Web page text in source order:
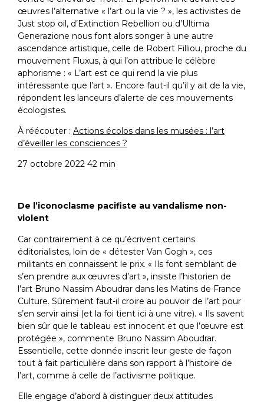
œuvres l’alternative « l’art ou la vie ? », les activistes de
Just stop oil, d’Extinction Rebellion ou d’Ultima
Generazione nous font alors songer à une autre
ascendance artistique, celle de Robert Filliou, proche du
mouvement Fluxus, à qui l’on attribue le célèbre
aphorisme : « L’art est ce qui rend la vie plus
intéressante que l’art ». Encore faut-il qu’il y ait de la vie,
répondent les lanceurs d’alerte de ces mouvements
écologistes.
À réécouter : Actions écolos dans les musées : l’art
d’éveiller les consciences ?
27 octobre 2022 42 min
De l’iconoclasme pacifiste au vandalisme non-
violent
Car contrairement à ce qu’écrivent certains
éditorialistes, loin de « détester Van Gogh », ces
militants en connaissent le prix. « Ils font semblant de
s’en prendre aux œuvres d’art », insiste l’historien de
l’art Bruno Nassim Aboudrar dans les Matins de France
Culture. Sûrement faut-il croire au pouvoir de l’art pour
s’en servir ainsi (et la foi tient ici à une vitre). « Ils savent
bien sûr que le tableau est innocent et que l’œuvre est
protégée », commente Bruno Nassim Aboudrar.
Essentielle, cette donnée inscrit leur geste de façon
tout à fait particulière dans son rapport à l’histoire de
l’art, comme à celle de l’activisme politique.
Elle engage d’abord à distinguer deux attitudes